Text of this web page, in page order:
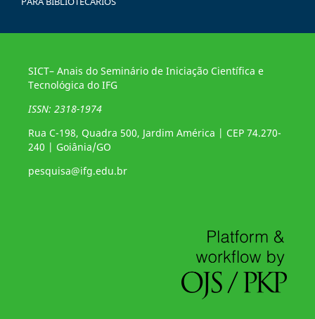
SICT– Anais do Seminário de Iniciação Científica e
Tecnológica do IFG
ISSN: 2318-1974
Rua C-198, Quadra 500, Jardim América | CEP 74.270-
240 | Goiânia/GO
pesquisa@ifg.edu.br